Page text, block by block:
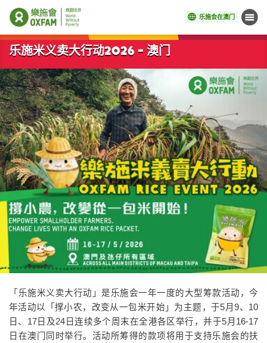
乐施会在澳门 菜单
开始主要内容
乐施米义卖大行动2026 - 澳门
「乐施米义卖大行动」是乐施会一年一度的大型筹款活动，今
年活动以「撑小农，改变从一包米开始」为主题，于5月9、10
日、17日及24日连续多个周末在全港各区举行，并于5月16-17
日在澳门同时举行。活动所筹得的款项将用于支持乐施会的扶